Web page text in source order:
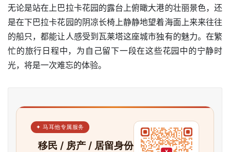
无论是站在上巴拉卡花园的露台上俯瞰大港的壮丽景色，还
是在下巴拉卡花园的阴凉长椅上静静地望着海面上来来往往
的船只，都能让人感受到瓦莱塔这座城市独有的魅力。在繁
忙的旅行日程中，为自己留下一段在这些花园中的宁静时
光，将是一次难忘的体验。
✦ 马耳他专属服务
移民 / 房产 / 居留身份